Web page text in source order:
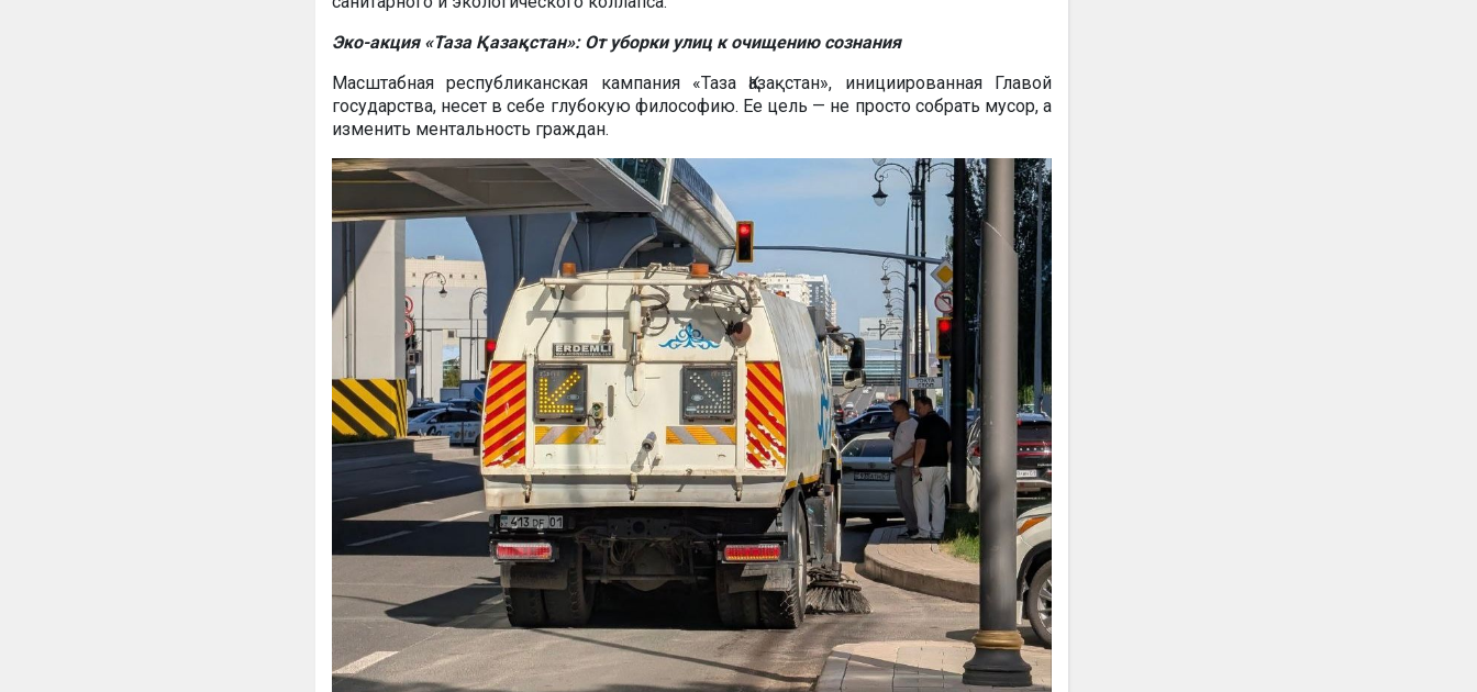
Эко-акция «Таза Қазақстан»: От уборки улиц к очищению сознания
Масштабная республиканская кампания «Таза Қазақстан», инициированная Главой
государства, несет в себе глубокую философию. Ее цель — не просто собрать мусор, а
изменить ментальность граждан.